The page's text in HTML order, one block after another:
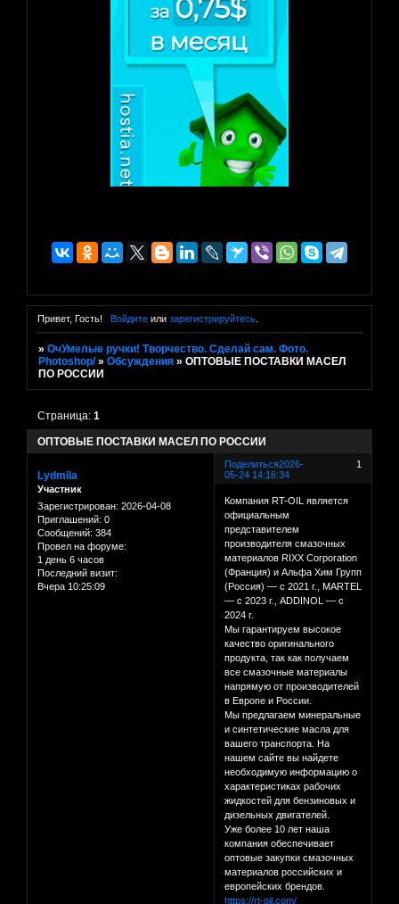
Привет, Гость! Войдитеили зарегистрируйтесь.
»ОчУмелые ручки! Творчество. Сделай сам. Фото.
Photoshop/ »Обсуждения »ОПТОВЫЕ ПОСТАВКИ МАСЕЛ
ПО РОССИИ
ОПТОВЫЕ ПОСТАВКИ МАСЕЛ ПО РОССИИ
Страница:1
Поделиться 1
2026-
05-24 14:16:34
Lydmila
Участник
Зарегистрирован: 2026-04-08
Приглашений: 0
Сообщений: 384
Провел на форуме:
1 день 6 часов
Последний визит:
Вчера 10:25:09
Компания RT-OIL является
официальным
представителем
производителя смазочных
материалов RIXX Corporation
(Франция) и Альфа Хим Групп
(Россия) — с 2021 г., MARTEL
— с 2023 г., ADDINOL — с
2024 г.
Мы гарантируем высокое
качество оригинального
продукта, так как получаем
все смазочные материалы
напрямую от производителей
в Европе и России.
Мы предлагаем минеральные
и синтетические масла для
вашего транспорта. На
нашем сайте вы найдете
необходимую информацию о
характеристиках рабочих
жидкостей для бензиновых и
дизельных двигателей.
Уже более 10 лет наша
компания обеспечивает
оптовые закупки смазочных
материалов российских и
европейских брендов.
https://rt-oil.com/